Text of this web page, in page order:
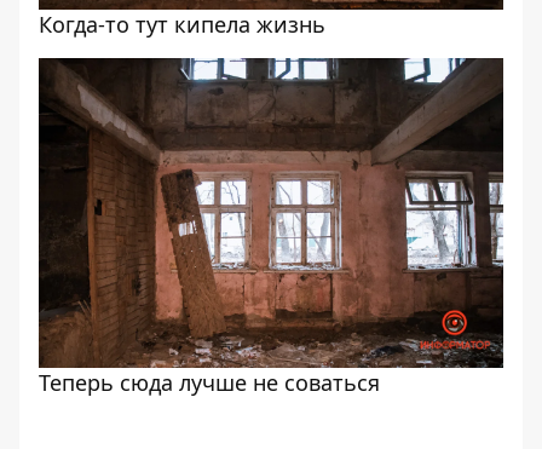
Когда-то тут кипела жизнь
Теперь сюда лучше не соваться